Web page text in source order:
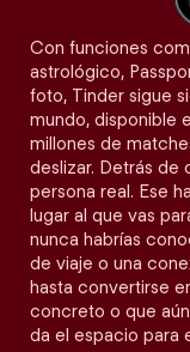
Con funciones
astrológico,
foto, Tinder sigue
mundo, disponible
millones de
deslizar. Detrás de
persona real. Ese
lugar al que vas
nunca habrías
de viaje o una
hasta convertirse
concreto o que
da el espacio para